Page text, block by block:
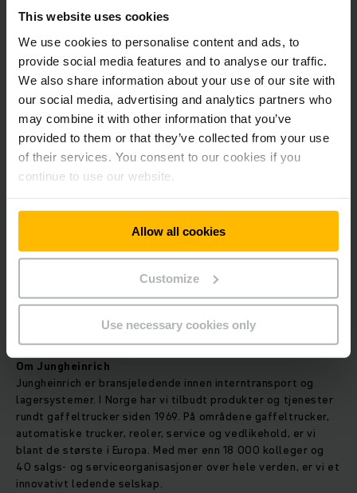
This website uses cookies
We use cookies to personalise content and ads, to
provide social media features and to analyse our traffic.
We also share information about your use of our site with
our social media, advertising and analytics partners who
may combine it with other information that you’ve
provided to them or that they’ve collected from your use
of their services. You consent to our cookies if you
continue to use our website.
Allow all cookies
Customize
Use necessary cookies only
idefasen av prosjektet i 2018, og har sammen med kunden
formet endelig løsning på detaljert nivå. Vi startet med
klosser i PowerPoint og endte opp med tegninger på
millimeternivå. Veldig gøy å tenke tilbake på, og nå blir det
spennende å følge prosjektrealiseringen frem mot endelig
oppstart", sier Jens Gjerlaug, manager logistics systems i
Om Bohus
millioner kroner i årlig omsetning. Kjeden består av 60
varehus over hele Norge, samt nettbutikk.
Bohus tilpasser seg de store endringene som skjer innen
handel og investerer stort for fremtiden med nytt
sentrallager, fremtidsrettede it-løsninger og nettløsninger,
samt utvikling av varehusene og medarbeidere.
Om Jungheinrich
Jungheinrich er bransjeledende innen interntransport og
lagersystemer. I Norge har vi tilbudt produkter og tjenester
rundt gaffeltrucker siden 1969. På områdene gaffeltrucker,
automatiske trucker, reoler, service og vedlikehold, er vi
blant de største i Europa. Med mer enn 18 000 kolleger og
40 salgs- og serviceorganisasjoner over hele verden, er vi et
innovativt ledende selskap.